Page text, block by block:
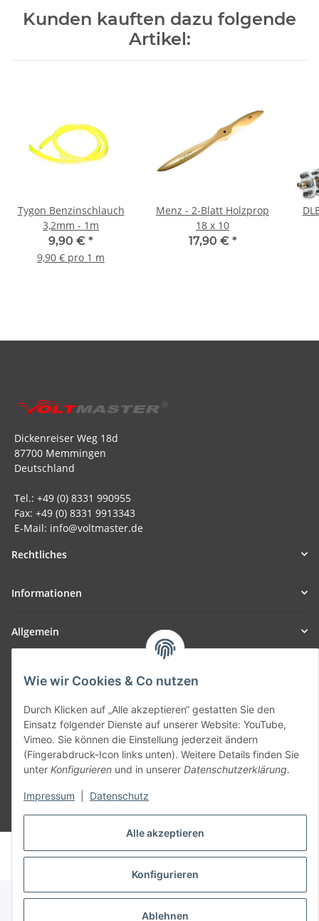
Alle akzeptieren
Konfigurieren
Ablehnen
Wie wir Cookies & Co nutzen
Durch Klicken auf „Alle akzeptieren“ gestatten Sie den
Einsatz folgender Dienste auf unserer Website: YouTube,
Vimeo. Sie können die Einstellung jederzeit ändern
(Fingerabdruck-Icon links unten). Weitere Details finden Sie
unter Konfigurieren und in unserer Datenschutzerklärung.
Impressum Datenschutz
Kunden kauften dazu folgende
Artikel:
Tygon Benzinschlauch
3,2mm - 1m
9,90 € *
9,90 € pro 1 m
Menz - 2-Blatt Holzprop
18 x 10
17,90 € *
Dickenreiser Weg 18d
87700 Memmingen
Deutschland
Tel.: +49 (0) 8331 990955
Fax: +49 (0) 8331 9913343
E-Mail: info@voltmaster.de
Rechtliches
Informationen
Allgemein
SmoliTec - Safety. Simplified. Worldwide. ( B2B Shop )
Vertrag widerrufen
* Alle Preise inkl. gesetzlicher USt., zzgl.Versand
© voltmaster.de